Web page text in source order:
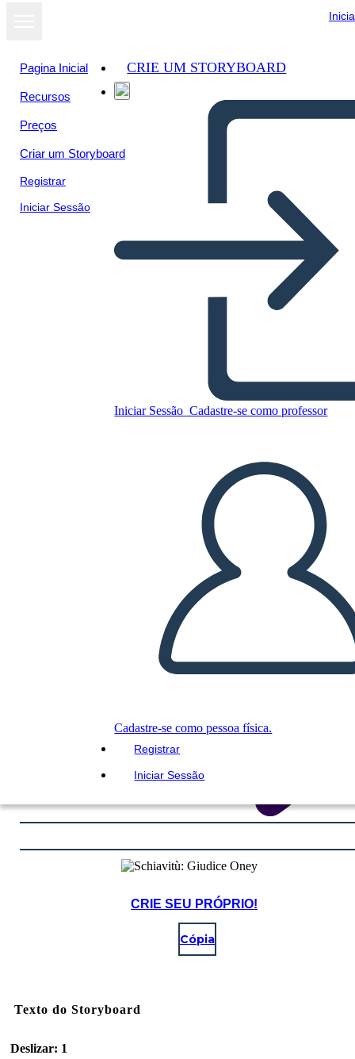
Pagina Inicial
Recursos
Preços
Criar um Storyboard
Registrar
Iniciar Sessão
CRIE UM STORYBOARD
Iniciar Sessão Cadastre-se como professor
Cadastre-se como pessoa física.
Registrar
Iniciar Sessão
Copie este storyboard
CRIAR UM STORYBOARD
LEIA PRA MIM
CRIE SEU PRÓPRIO!
Cópia
Texto do Storyboard
Deslizar: 1